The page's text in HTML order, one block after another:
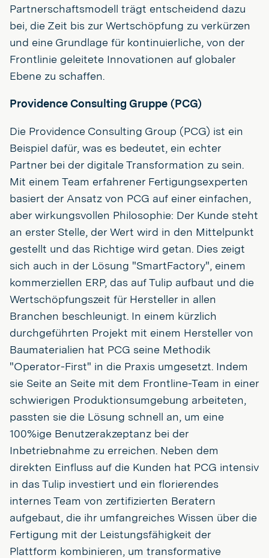
Partnerschaftsmodell trägt entscheidend dazu
bei, die Zeit bis zur Wertschöpfung zu verkürzen
und eine Grundlage für kontinuierliche, von der
Frontlinie geleitete Innovationen auf globaler
Ebene zu schaffen.
Providence Consulting Gruppe (PCG)
Die Providence Consulting Group (PCG) ist ein
Beispiel dafür, was es bedeutet, ein echter
Partner bei der digitale Transformation zu sein.
Mit einem Team erfahrener Fertigungsexperten
basiert der Ansatz von PCG auf einer einfachen,
aber wirkungsvollen Philosophie: Der Kunde steht
an erster Stelle, der Wert wird in den Mittelpunkt
gestellt und das Richtige wird getan. Dies zeigt
sich auch in der Lösung "SmartFactory", einem
kommerziellen ERP, das auf Tulip aufbaut und die
Wertschöpfungszeit für Hersteller in allen
Branchen beschleunigt. In einem kürzlich
durchgeführten Projekt mit einem Hersteller von
Baumaterialien hat PCG seine Methodik
"Operator-First" in die Praxis umgesetzt. Indem
sie Seite an Seite mit dem Frontline-Team in einer
schwierigen Produktionsumgebung arbeiteten,
passten sie die Lösung schnell an, um eine
100%ige Benutzerakzeptanz bei der
Inbetriebnahme zu erreichen. Neben dem
direkten Einfluss auf die Kunden hat PCG intensiv
in das Tulip investiert und ein florierendes
internes Team von zertifizierten Beratern
aufgebaut, die ihr umfangreiches Wissen über die
Fertigung mit der Leistungsfähigkeit der
Plattform kombinieren, um transformative